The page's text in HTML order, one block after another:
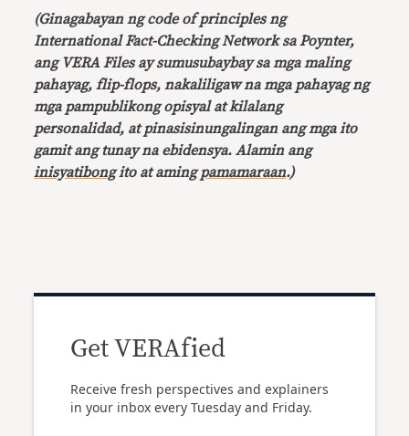
(Ginagabayan ng code of principles ng
International Fact-Checking Network sa Poynter,
ang VERA Files ay sumusubaybay sa mga maling
pahayag, flip-flops, nakaliligaw na mga pahayag ng
mga pampublikong opisyal at kilalang
personalidad, at pinasisinungalingan ang mga ito
gamit ang tunay na ebidensya. Alamin ang
inisyatibongito at amingpamamaraan.)
Get VERAfied
Receive fresh perspectives and explainers
in your inbox every Tuesday and Friday.